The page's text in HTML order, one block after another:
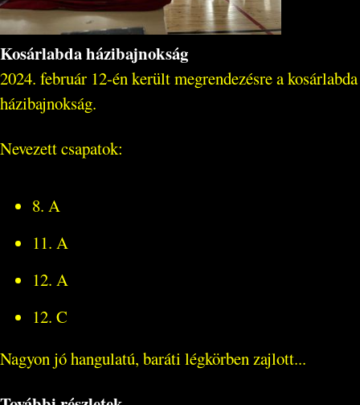
Kosárlabda házibajnokság
2024. február 12-én került megrendezésre a kosárlabda
házibajnokság.
Nevezett csapatok:
8. A
11. A
12. A
12. C
Nagyon jó hangulatú, baráti légkörben zajlott...